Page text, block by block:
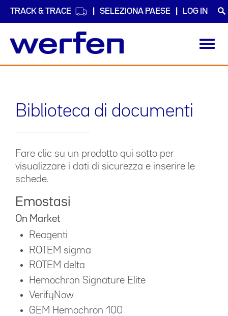
TRACK & TRACE SELEZIONA PAESE LOG IN
principale
Biblioteca di documenti
Fare clic su un prodotto qui sotto per
visualizzare i dati di sicurezza e inserire le
schede.
Emostasi
On Market
Reagenti
ROTEM sigma
ROTEM delta
Hemochron Signature Elite
VerifyNow
GEM Hemochron 100